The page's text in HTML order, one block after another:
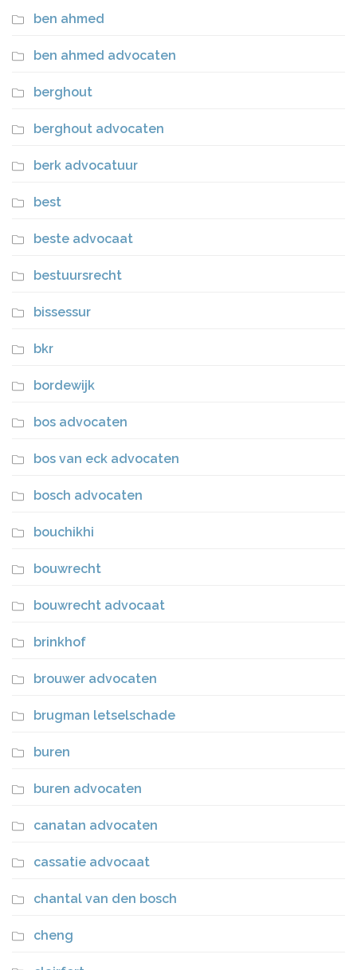
ben ahmed
ben ahmed advocaten
berghout
berghout advocaten
berk advocatuur
best
beste advocaat
bestuursrecht
bissessur
bkr
bordewijk
bos advocaten
bos van eck advocaten
bosch advocaten
bouchikhi
bouwrecht
bouwrecht advocaat
brinkhof
brouwer advocaten
brugman letselschade
buren
buren advocaten
canatan advocaten
cassatie advocaat
chantal van den bosch
cheng